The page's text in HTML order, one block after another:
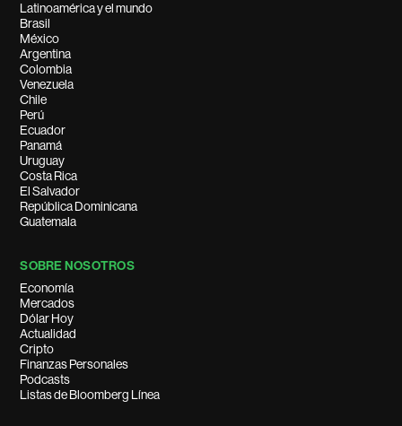
Latinoamérica y el mundo
Brasil
México
Argentina
Colombia
Venezuela
Chile
Perú
Ecuador
Panamá
Uruguay
Costa Rica
El Salvador
República Dominicana
Guatemala
SOBRE NOSOTROS
Economía
Mercados
Dólar Hoy
Actualidad
Cripto
Finanzas Personales
Podcasts
Listas de Bloomberg Línea